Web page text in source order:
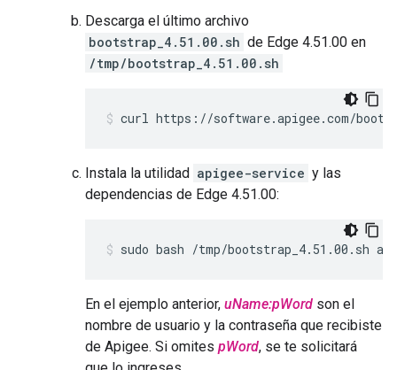
Descarga el último archivo
bootstrap_4.51.00.sh de Edge 4.51.00 en
/tmp/bootstrap_4.51.00.sh
curl https://software.apigee.com/
Instala la utilidad apigee-service y las
dependencias de Edge 4.51.00:
sudo bash /tmp/bootstrap_4.51.00.sh
En el ejemplo anterior, uName:pWord son el
nombre de usuario y la contraseña que recibiste
de Apigee. Si omites pWord, se te solicitará